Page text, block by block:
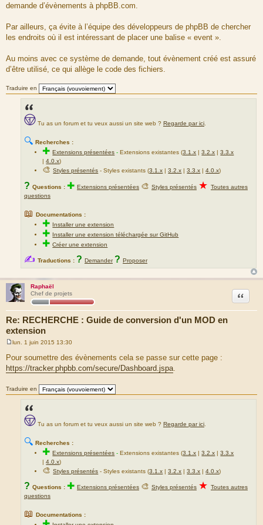
demande d’évènements à phpBB.com.
Par ailleurs, ça évite à l’équipe des développeurs de phpBB de chercher
les endroits où il est intéressant de placer une balise « event ».
Au moins avec ce système de demande, tout évènement créé est assuré
d’être utilisé, ce qui allège le code des fichiers.
Traduire en
Tu as un forum et tu veux aussi un site web ? Regarde par ici
🔍 Recherches :
✚Extensions présentées -Extensions existantes (3.1.x |3.2.x |3.3.x
|4.0.x)
🎨Styles présentés - Styles existants (3.1.x |3.2.x |3.3.x |4.0.x)
? Questions : ✚ Extensions présentées 🎨 Styles présentés ★ Toutes autres
questions
📖 Documentations :
✚ Installer une extension
✚ Installer une extension téléchargée sur GitHub
✚Créer une extension
✍ Traductions : ? Demander ? Proposer
Raphaël
Chef de projets
Re: RECHERCHE : Guide de conversion d'un MOD en
extension
Citation
s
s
e
lun. 1 juin 2015 13:30
Pour soumettre des évènements cela se passe sur cette page :
https://tracker.phpbb.com/secure/Dashboard.jspa
Traduire en
Tu as un forum et tu veux aussi un site web ? Regarde par ici
🔍 Recherches :
✚Extensions présentées -Extensions existantes (3.1.x |3.2.x |3.3.x
|4.0.x)
🎨Styles présentés - Styles existants (3.1.x |3.2.x |3.3.x |4.0.x)
? Questions : ✚ Extensions présentées 🎨 Styles présentés ★ Toutes autres
questions
📖 Documentations :